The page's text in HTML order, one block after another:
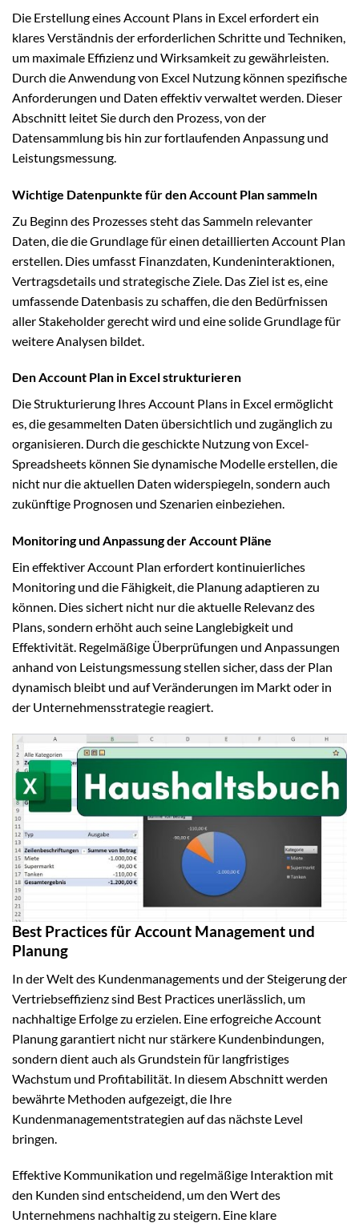
Die Erstellung eines Account Plans in Excel erfordert ein
klares Verständnis der erforderlichen Schritte und Techniken,
um maximale Effizienz und Wirksamkeit zu gewährleisten.
Durch die Anwendung von Excel Nutzung können spezifische
Anforderungen und Daten effektiv verwaltet werden. Dieser
Abschnitt leitet Sie durch den Prozess, von der
Datensammlung bis hin zur fortlaufenden Anpassung und
Leistungsmessung.
Wichtige Datenpunkte für den Account Plan sammeln
Zu Beginn des Prozesses steht das Sammeln relevanter
Daten, die die Grundlage für einen detaillierten Account Plan
erstellen. Dies umfasst Finanzdaten, Kundeninteraktionen,
Vertragsdetails und strategische Ziele. Das Ziel ist es, eine
umfassende Datenbasis zu schaffen, die den Bedürfnissen
aller Stakeholder gerecht wird und eine solide Grundlage für
weitere Analysen bildet.
Den Account Plan in Excel strukturieren
Die Strukturierung Ihres Account Plans in Excel ermöglicht
es, die gesammelten Daten übersichtlich und zugänglich zu
organisieren. Durch die geschickte Nutzung von Excel-
Spreadsheets können Sie dynamische Modelle erstellen, die
nicht nur die aktuellen Daten widerspiegeln, sondern auch
zukünftige Prognosen und Szenarien einbeziehen.
Monitoring und Anpassung der Account Pläne
Ein effektiver Account Plan erfordert kontinuierliches
Monitoring und die Fähigkeit, die Planung adaptieren zu
können. Dies sichert nicht nur die aktuelle Relevanz des
Plans, sondern erhöht auch seine Langlebigkeit und
Effektivität. Regelmäßige Überprüfungen und Anpassungen
anhand von Leistungsmessung stellen sicher, dass der Plan
dynamisch bleibt und auf Veränderungen im Markt oder in
der Unternehmensstrategie reagiert.
Best Practices für Account Management und
Planung
In der Welt des Kundenmanagements und der Steigerung der
Vertriebseffizienz sind Best Practices unerlässlich, um
nachhaltige Erfolge zu erzielen. Eine erfogreiche Account
Planung garantiert nicht nur stärkere Kundenbindungen,
sondern dient auch als Grundstein für langfristiges
Wachstum und Profitabilität. In diesem Abschnitt werden
bewährte Methoden aufgezeigt, die Ihre
Kundenmanagementstrategien auf das nächste Level
bringen.
Effektive Kommunikation und regelmäßige Interaktion mit
den Kunden sind entscheidend, um den Wert des
Unternehmens nachhaltig zu steigern. Eine klare